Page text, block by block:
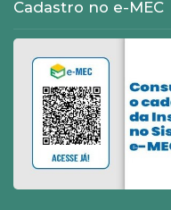
Cadastro no e-MEC